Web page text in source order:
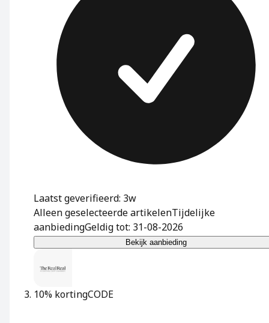
Laatst geverifieerd: 3w
Alleen geselecteerde artikelenTijdelijke
aanbiedingGeldig tot: 31-08-2026
Bekijk aanbieding
10% kortingCODE